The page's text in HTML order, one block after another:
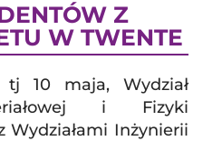
Z
W TWENTE
10 maja, Wydział
i Fizyki
Wydziałami Inżynierii